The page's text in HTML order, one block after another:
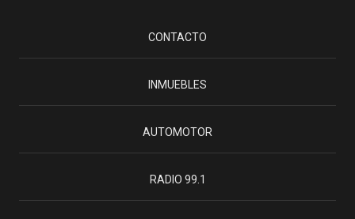
CONTACTO
INMUEBLES
AUTOMOTOR
RADIO 99.1